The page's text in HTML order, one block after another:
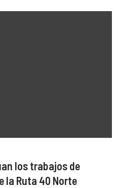
los trabajos de
la Ruta 40 Norte